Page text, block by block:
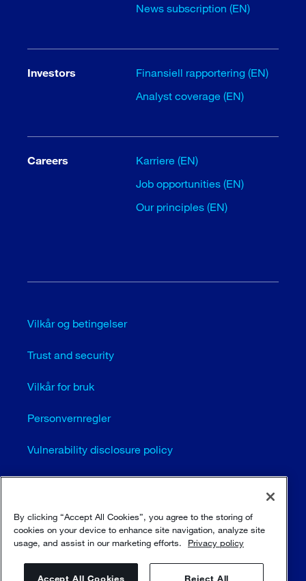
News subscription (EN)
Investors
Finansiell rapportering (EN)
Analyst coverage (EN)
Careers
Karriere (EN)
Job opportunities (EN)
Our principles (EN)
Vilkår og betingelser
Trust and security
Vilkår for bruk
Personvernregler
Vulnerability disclosure policy
Cookie settings (EN)
Sitemap
© Sulzer Ltd 1996 - 2025
By clicking “Accept All Cookies”, you agree to the storing of
cookies on your device to enhance site navigation, analyze site
usage, and assist in our marketing efforts.
Privacy policy
Accept All Cookies Reject All